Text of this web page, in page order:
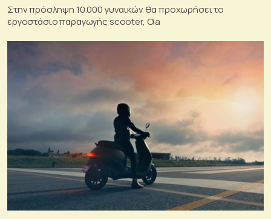
Στην πρόσληψη 10.000 γυναικών θα προχωρήσει το
εργοστάσιο παραγωγής scooter, Ola